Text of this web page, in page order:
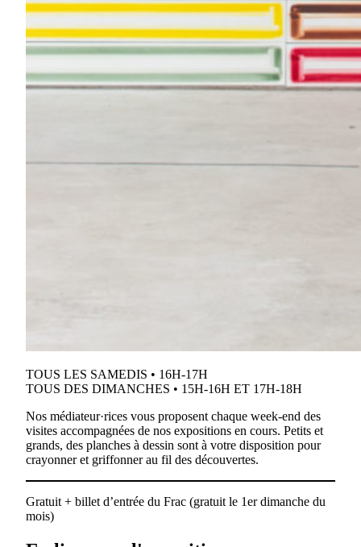
TOUS LES SAMEDIS • 16H-17H
TOUS DES DIMANCHES • 15H-16H ET 17H-18H
Nos médiateur·rices vous proposent chaque week-end des
visites accompagnées de nos expositions en cours. Petits et
grands, des planches à dessin sont à votre disposition pour
crayonner et griffonner au fil des découvertes.
Gratuit + billet d’entrée du Frac (gratuit le 1er dimanche du
mois)